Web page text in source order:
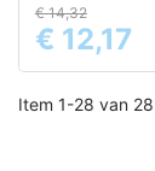
Prijs
€ 14,32
€ 12,17
Item 1-28 van